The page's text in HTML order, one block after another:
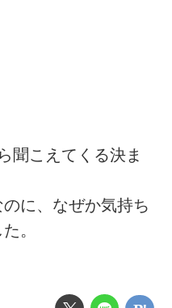
聞こえてくる決ま
に、なぜか気持ち
。